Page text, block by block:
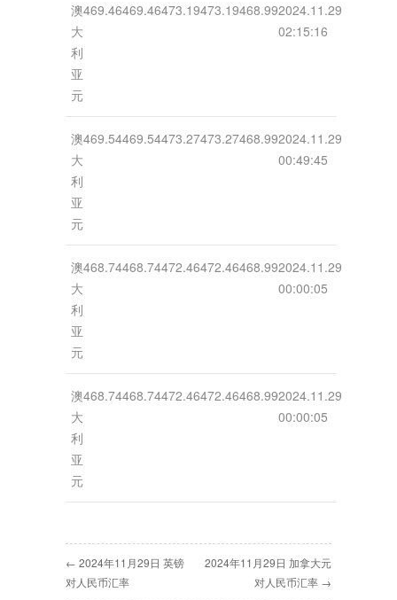
澳
大
利
亚
元
469.46469.46473.19473.19468.992024.11.29
02:15:16
澳
大
利
亚
元
469.54469.54473.27473.27468.992024.11.29
00:49:45
澳
大
利
亚
元
468.74468.74472.46472.46468.992024.11.29
00:00:05
澳
大
利
亚
元
468.74468.74472.46472.46468.992024.11.29
00:00:05
← 2024年11月29日 英镑
对人民币汇率
2024年11月29日 加拿大元
对人民币汇率 →